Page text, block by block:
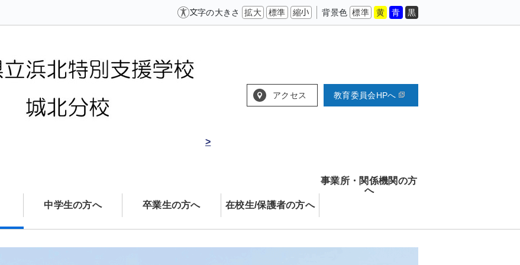
文字の大きさ 拡大 標準 縮小 背景色 標準 黄 青 黒
>
アクセス 教育委員会HPへ
中学生の方へ 卒業生の方へ 在校生/保護者の方へ
事業所・関係機関の方
へ